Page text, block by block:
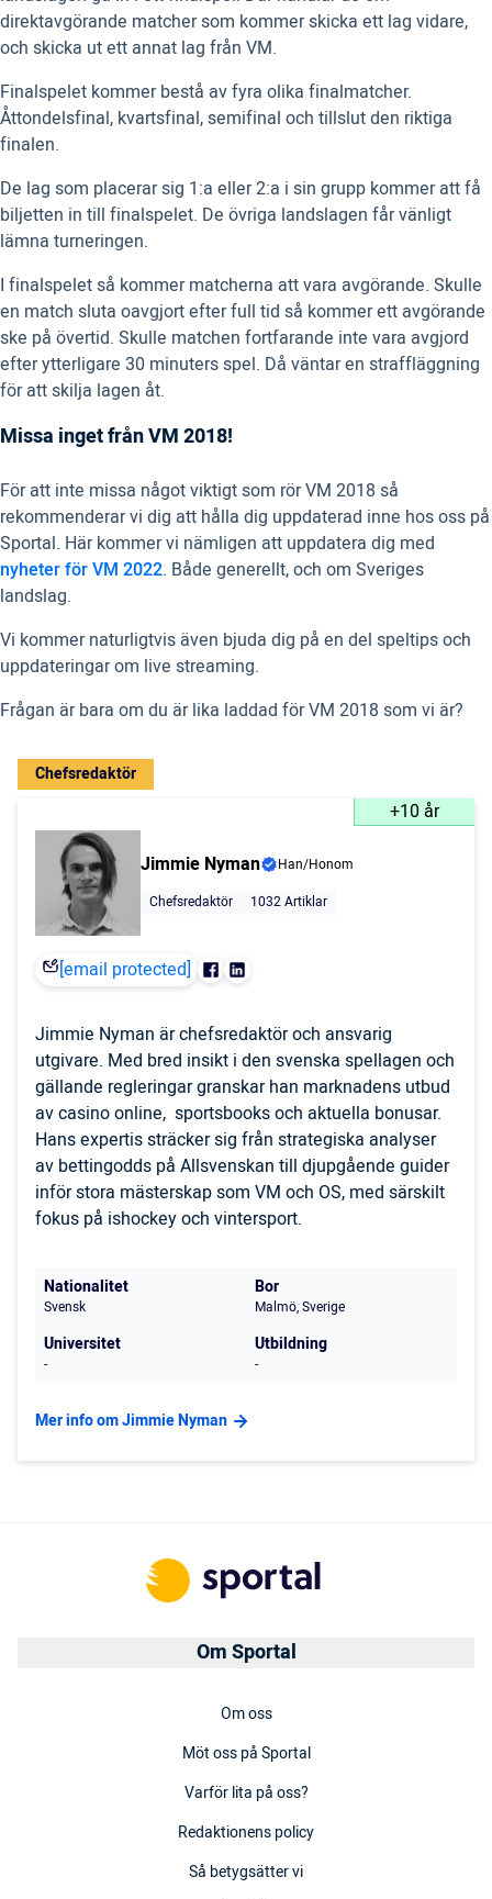
direktavgörande matcher som kommer skicka ett lag vidare,
och skicka ut ett annat lag från VM.
Finalspelet kommer bestå av fyra olika finalmatcher.
Åttondelsfinal, kvartsfinal, semifinal och tillslut den riktiga
finalen.
De lag som placerar sig 1:a eller 2:a i sin grupp kommer att få
biljetten in till finalspelet. De övriga landslagen får vänligt
lämna turneringen.
I finalspelet så kommer matcherna att vara avgörande. Skulle
en match sluta oavgjort efter full tid så kommer ett avgörande
ske på övertid. Skulle matchen fortfarande inte vara avgjord
efter ytterligare 30 minuters spel. Då väntar en straffläggning
för att skilja lagen åt.
Missa inget från VM 2018!
För att inte missa något viktigt som rör VM 2018 så
rekommenderar vi dig att hålla dig uppdaterad inne hos oss på
Sportal. Här kommer vi nämligen att uppdatera dig med
nyheter för VM 2022. Både generellt, och om Sveriges
landslag.
Vi kommer naturligtvis även bjuda dig på en del speltips och
uppdateringar om live streaming.
Frågan är bara om du är lika laddad för VM 2018 som vi är?
Chefsredaktör
+10 år
Jimmie Nyman
Han/Honom
Chefsredaktör
1032 Artiklar
[email protected]
Jimmie Nyman är chefsredaktör och ansvarig
utgivare. Med bred insikt i den svenska spellagen och
gällande regleringar granskar han marknadens utbud
av casino online, sportsbooks och aktuella bonusar.
Hans expertis sträcker sig från strategiska analyser
av bettingodds på Allsvenskan till djupgående guider
inför stora mästerskap som VM och OS, med särskilt
fokus på ishockey och vintersport.
Nationalitet
Svensk
Bor
Malmö, Sverige
Universitet
-
Utbildning
-
Mer info om Jimmie Nyman
Om Sportal
Om oss
Möt oss på Sportal
Varför lita på oss?
Redaktionens policy
Så betygsätter vi